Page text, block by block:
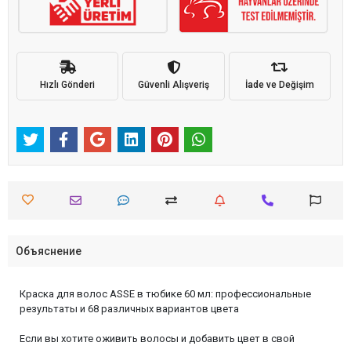
Hızlı Gönderi Güvenli Alışveriş İade ve Değişim
Объяснение
Краска для волос ASSE в тюбике 60 мл: профессиональные
результаты и 68 различных вариантов цвета
Если вы хотите оживить волосы и добавить цвет в свой